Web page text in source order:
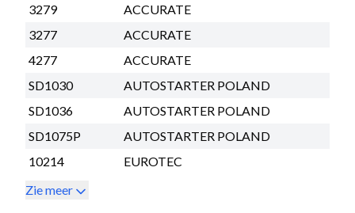
3279
ACCURATE
3277
ACCURATE
4277
ACCURATE
SD1030
AUTOSTARTER POLAND
SD1036
AUTOSTARTER POLAND
SD1075P
AUTOSTARTER POLAND
10214
EUROTEC
Zie meer